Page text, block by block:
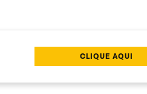
CLIQUE AQUI